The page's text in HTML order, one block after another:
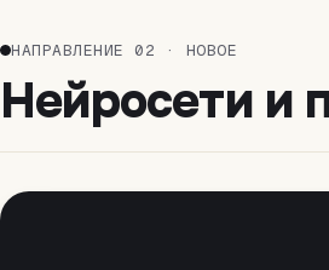
НАПРАВЛЕНИЕ 02 · НОВОЕ
Нейросети и